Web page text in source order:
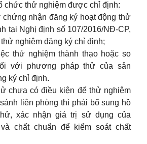
chức thử nghiệm được chỉ định:
nhận đăng ký hoạt động thử
tại Nghị định số 107/2016/NĐ-CP,
nghiệm đăng ký chỉ định;
thử nghiệm thành thạo hoặc so
với phương pháp thử của sản
ký chỉ định.
chưa có điều kiện để thử nghiệm
liên phòng thì phải bổ sung hồ
xác nhận giá trị sử dụng của
chất chuẩn để kiểm soát chất